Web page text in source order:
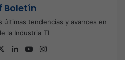
Boletín
tendencias y avances en
la Industria TI
X LinkedInYouTube